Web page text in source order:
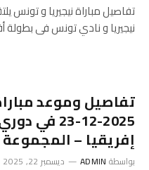
نيجيريا و نادي تونس فى
تفاصيل وموعد
2025-12-
إفريقيا –
بواسطة ADMIN ديسمبر 22, 2025